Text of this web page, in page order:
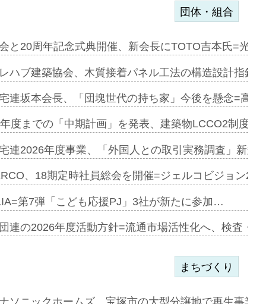
加=リンナ…
見込む=…
開始=三協…
分譲M専用…
団体・組合
と20周年記念式典開催、新会長にTOTO吉本氏=光
ハブ建築協会、木質接着パネル工法の構造設計指針
連坂本会長、「団塊世代の持ち家」今後を懸念=高
度までの「中期計画」を発表、建築物LCCO2制度
連2026年度事業、「外国人との取引実務調査」新規
、18期定時社員総会を開催=ジェルコビジョン
第7弾「こども応援PJ」3社が新たに参加…
連の2026年度活動方針=流通市場活性化へ、検査・
まちづくり